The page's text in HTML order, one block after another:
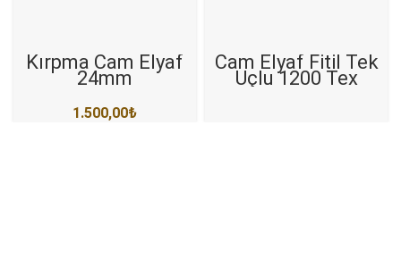
Kırpma Cam Elyaf
24mm
1.500,00₺
Cam Elyaf Fitil Tek
Uçlu 1200 Tex